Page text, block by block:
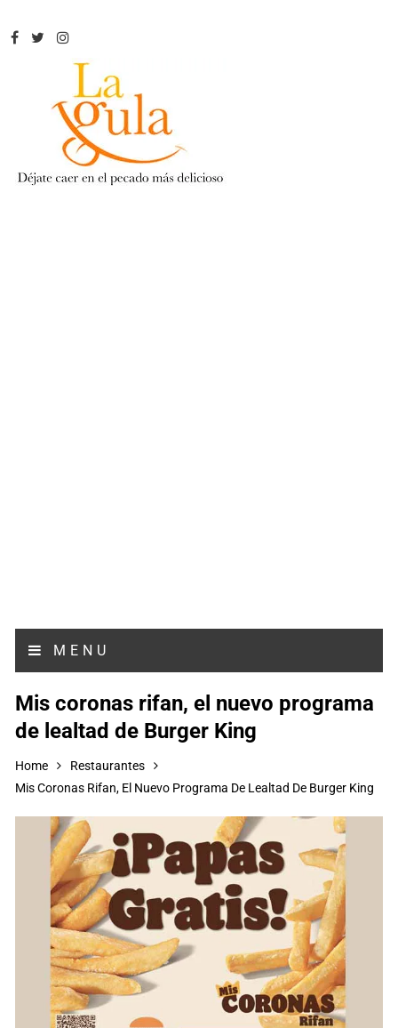
MENU
Mis coronas rifan, el nuevo programa
de lealtad de Burger King
Home
Restaurantes
Mis Coronas Rifan, El Nuevo Programa De Lealtad De Burger King